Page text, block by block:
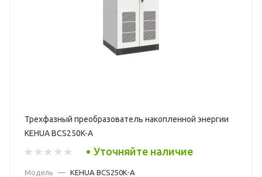
Трехфазный преобразователь накопленной энергии
KEHUA BCS250K-A
Уточняйте наличие
Модель — KEHUA BCS250K-A